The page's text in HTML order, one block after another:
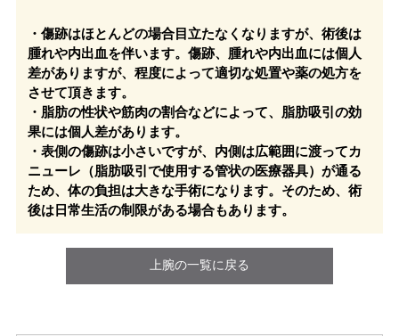
・傷跡はほとんどの場合目立たなくなりますが、術後は
腫れや内出血を伴います。傷跡、腫れや内出血には個人
差がありますが、程度によって適切な処置や薬の処方を
させて頂きます。
・脂肪の性状や筋肉の割合などによって、脂肪吸引の効
果には個人差があります。
・表側の傷跡は小さいですが、内側は広範囲に渡ってカ
ニューレ（脂肪吸引で使用する管状の医療器具）が通る
ため、体の負担は大きな手術になります。そのため、術
後は日常生活の制限がある場合もあります。
上腕の一覧に戻る